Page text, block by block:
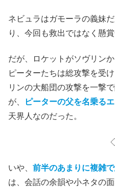
ネビュラはガモーラの義妹
り、今回も救出ではなく懸
だが、ロケットがソヴリン
ピーターたちは総攻撃を受
リンの大船団の攻撃を一撃
が、
ピーターの父を名乗る
天界人なのだった。
いや、 前半のあまりに複雑
は、会話の余韻や小ネタの